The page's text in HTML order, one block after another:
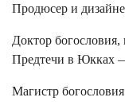
Продюсер и
Доктор
Предтечи в Юкках
Магистр